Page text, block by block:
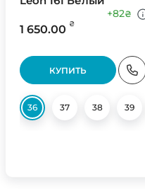
1 650.00 ₴
+82₴
КУПИТЬ
36 37 38 39